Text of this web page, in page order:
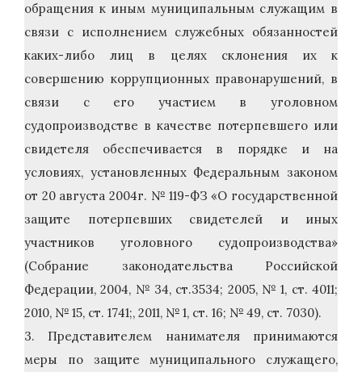
обращения к иным муниципальным служащим в
связи с исполнением служебных обязанностей
каких-либо лиц в целях склонения их к
совершению коррупционных правонарушений, в
связи с его участием в уголовном
судопроизводстве в качестве потерпевшего или
свидетеля обеспечивается в порядке и на
условиях, установленных Федеральным законом
от 20 августа 2004г. № 119-ФЗ «О государственной
защите потерпевших свидетелей и иных
участников уголовного судопроизводства»
(Собрание законодательства Российской
Федерации, 2004, № 34, ст.3534; 2005, № 1, ст. 4011;
2010, № 15, ст. 1741;, 2011, № 1, ст. 16; № 49, ст. 7030).
3. Представителем нанимателя принимаются
меры по защите муниципального служащего,